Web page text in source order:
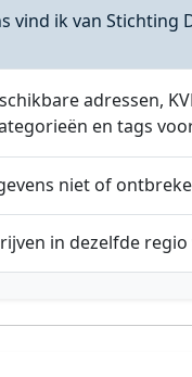
vind ik van Stichting
adressen,
en tags
niet of
in dezelfde regio